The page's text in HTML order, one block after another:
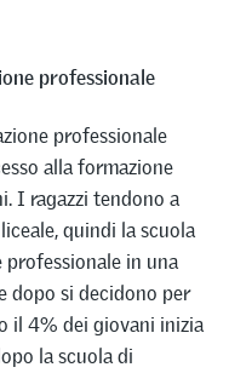
professionale
professionale
alla formazione
I ragazzi tendono a
quindi la scuola
professionale in una
dopo si decidono per
il 4% dei giovani inizia
la scuola di